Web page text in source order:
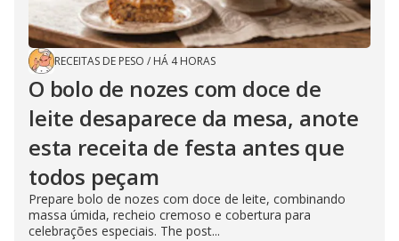
RECEITAS DE PESO / HÁ 4 HORAS
O bolo de nozes com doce de
leite desaparece da mesa, anote
esta receita de festa antes que
todos peçam
Prepare bolo de nozes com doce de leite, combinando
massa úmida, recheio cremoso e cobertura para
celebrações especiais. The post...